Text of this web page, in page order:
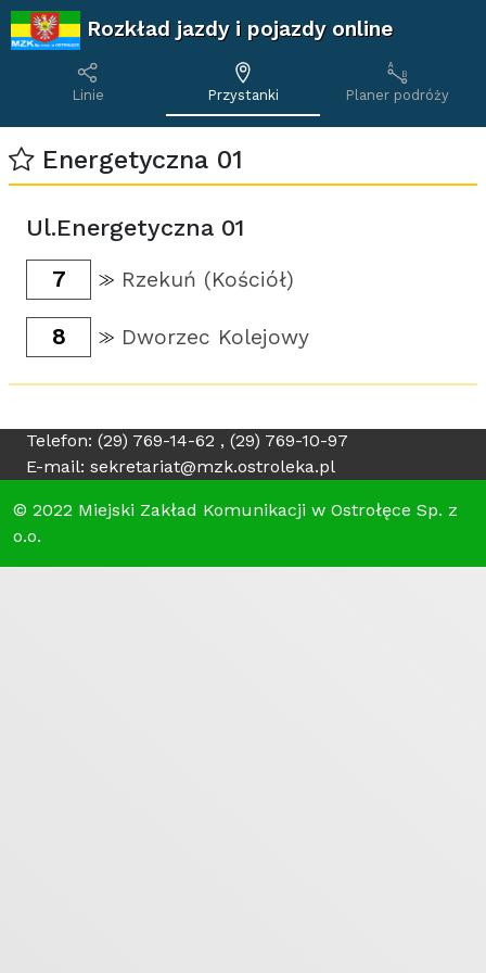
Rozkład jazdy i pojazdy online
Linie Przystanki Planer podróży
Energetyczna 01
Ul.Energetyczna 01
7 Rzekuń (Kościół)
8 Dworzec Kolejowy
Telefon: (29) 769-14-62 , (29) 769-10-97
E-mail: sekretariat@mzk.ostroleka.pl
© 2022 Miejski Zakład Komunikacji w Ostrołęce Sp. z
o.o.